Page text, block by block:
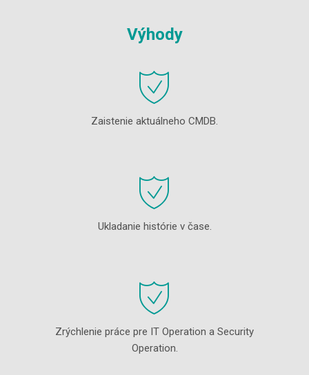
Výhody
Zaistenie aktuálneho CMDB.
Ukladanie histórie v čase.
Zrýchlenie práce pre IT Operation a Security
Operation.